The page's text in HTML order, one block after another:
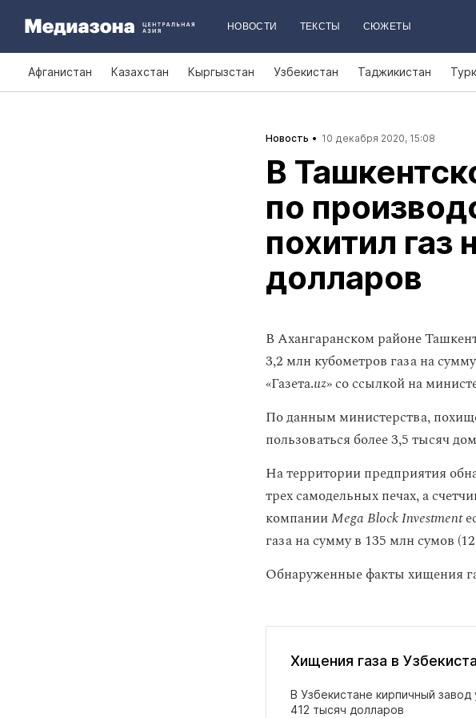
НОВОСТИ ТЕКСТЫ СЮЖЕТЫ
Афганистан Казахстан Кыргызстан Узбекистан Таджикистан
Новость 10 декабря 2020, 15:08
В
по
похитил газ
долларов
В Ахангаранском районе
3,2 млн кубометров газа на
«Газета.uz» со ссылкой на
По данным министерства,
пользоваться более 3,5 тысяч
На территории предприятия
трех самодельных печах, а
компанииMega Block Investment
газа на сумму в 135 млн сумов
Обнаруженные факты хищения
Хищения газа в
В Узбекистане кирпичный
412 тысяч долларов